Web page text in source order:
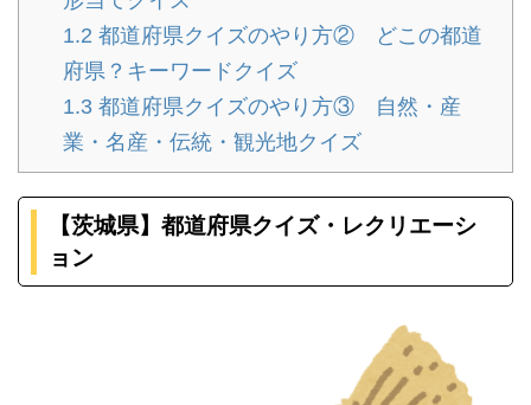
1.2 都道府県クイズのやり方② どこの都道
府県？キーワードクイズ
1.3 都道府県クイズのやり方③ 自然・産
業・名産・伝統・観光地クイズ
【茨城県】都道府県クイズ・レクリエーシ
ョン